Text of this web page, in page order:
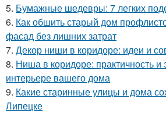
5. Бумажные шедевры: 7 легких
6. Как обшить старый дом
фасад без лишних затрат
7. Декор ниши в коридоре: идеи и
8. Ниша в коридоре: практичность и
интерьере вашего дома
9. Какие старинные улицы и дома
Липецке